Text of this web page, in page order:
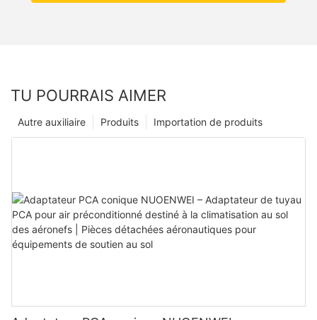
TU POURRAIS AIMER
Importation de produits
Produits
Autre auxiliaire